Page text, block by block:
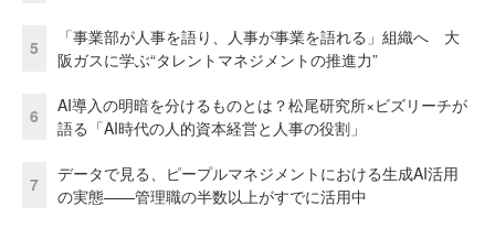
5
「事業部が人事を語り、人事が事業を語れる」組織へ 大
阪ガスに学ぶ“タレントマネジメントの推進力”
6
AI導入の明暗を分けるものとは？松尾研究所×ビズリーチが
語る「AI時代の人的資本経営と人事の役割」
7
データで見る、ピープルマネジメントにおける生成AI活用
の実態——管理職の半数以上がすでに活用中